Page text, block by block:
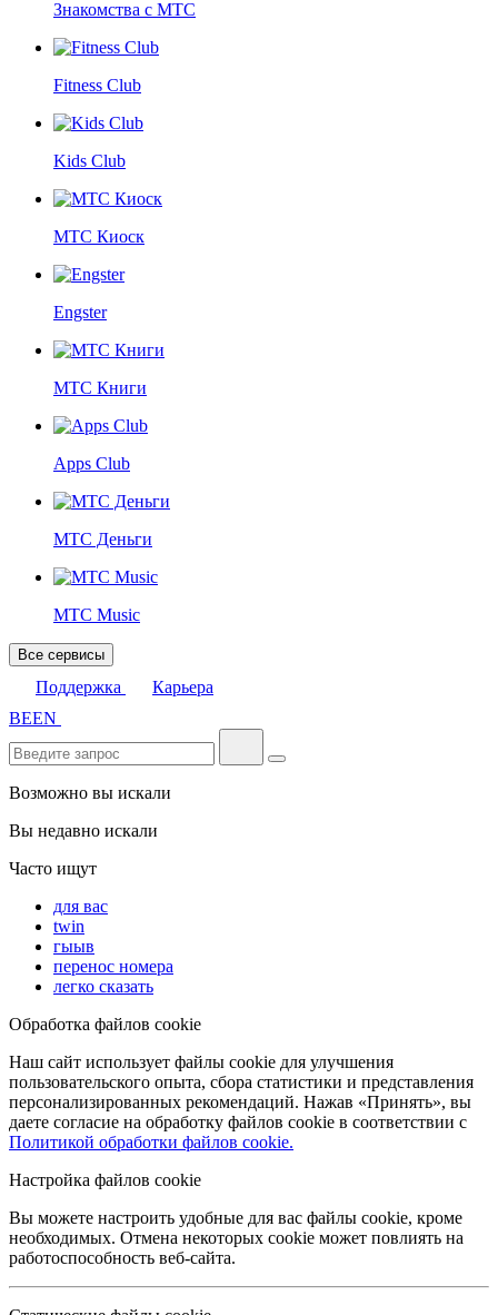
Знакомства с МТС
Fitness Club
Kids Club
МТС Киоск
Engster
МТС Книги
Apps Club
МТС Деньги
МТС Music
Все сервисы
Поддержка
Карьера
BEEN
Возможно вы искали
Вы недавно искали
Часто ищут
для вас
twin
гыыв
перенос номера
легко сказать
Обработка файлов cookie
Наш сайт использует файлы cookie для улучшения
пользовательского опыта, сбора статистики и представления
персонализированных рекомендаций. Нажав «Принять», вы
даете согласие на обработку файлов cookie в соответствии с
Политикой обработки файлов cookie.
Настройка файлов cookie
Вы можете настроить удобные для вас файлы cookie, кроме
необходимых. Отмена некоторых cookie может повлиять на
работоспособность веб-сайта.